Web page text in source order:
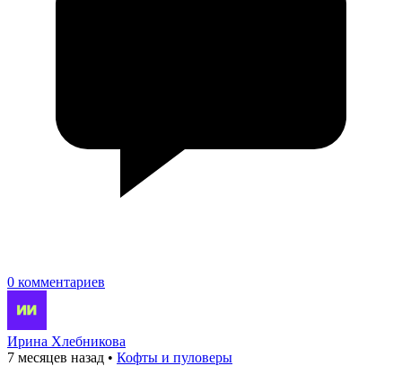
0 комментариев
Ирина Хлебникова
7 месяцев назад • Кофты и пуловеры